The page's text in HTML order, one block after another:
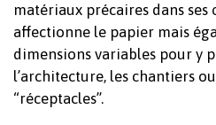
matériaux précaires dans ses
affectionne le papier mais
dimensions variables pour y
l’architecture, les chantiers
“réceptacles”.